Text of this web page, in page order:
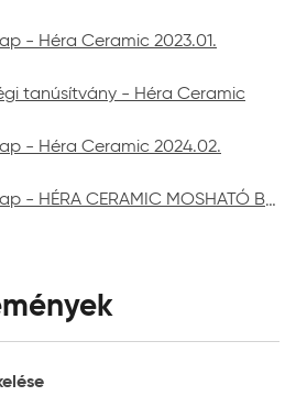
- Héra Ceramic 2023.01.
tanúsítvány - Héra Ceramic
- Héra Ceramic 2024.02.
MOSHATÓ BELTÉRI FALFESTÉK aktuális